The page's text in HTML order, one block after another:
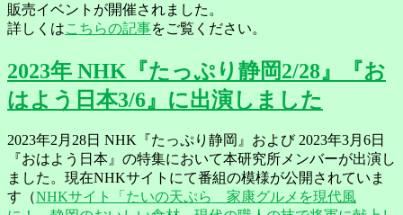
販売イベントが開催されました。
詳しくはこちらの記事をご覧ください。
2023年 NHK『たっぷり静岡2/28』『お
はよう日本3/6』に出演しました
2023年2月28日 NHK『たっぷり静岡』および 2023年3月6日
『おはよう日本』の特集において本研究所メンバーが出演し
ました。現在NHKサイトにて番組の模様が公開されていま
す（NHKサイト「たいの天ぷら 家康グルメを現代風